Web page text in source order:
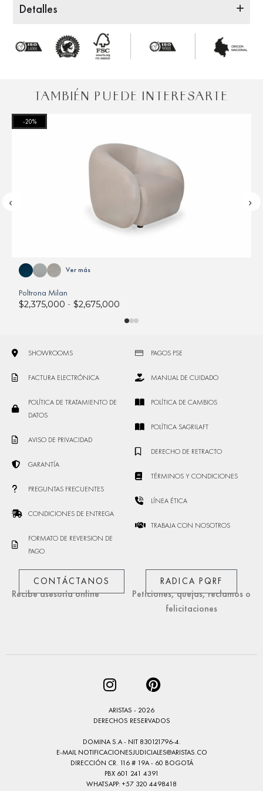
Detalles
TAMBIÉN PUEDE INTERESARTE
‹ ›
-20%
Ver más
Poltrona Milan
$2,375,000 - $2,675,000
SHOWROOMS
FACTURA ELECTRÓNICA
POLÍTICA DE TRATAMIENTO DE
DATOS
AVISO DE PRIVACIDAD
GARANTÍA
PREGUNTAS FRECUENTES
CONDICIONES DE ENTREGA
FORMATO DE REVERSION DE
PAGO
PAGOS PSE
MANUAL DE CUIDADO
POLÍTICA DE CAMBIOS
POLÍTICA SAGRILAFT
DERECHO DE RETRACTO
TÉRMINOS Y CONDICIONES
LÍNEA ÉTICA
TRABAJA CON NOSOTROS
CONTÁCTANOS
Recibe asesoría online
RADICA PQRF
Peticiones, quejas, reclamos o
felicitaciones
ARISTAS - 2026
DERECHOS RESERVADOS
DOMINA S.A - NIT 830121796-4.
E-MAILNOTIFICACIONESJUDICIALES@ARISTAS.CO
DIRECCIÓN CR. 116 # 19A - 60 BOGOTÁ
PBX 601 241 4391
WHATSAPP: +57 320 4498418